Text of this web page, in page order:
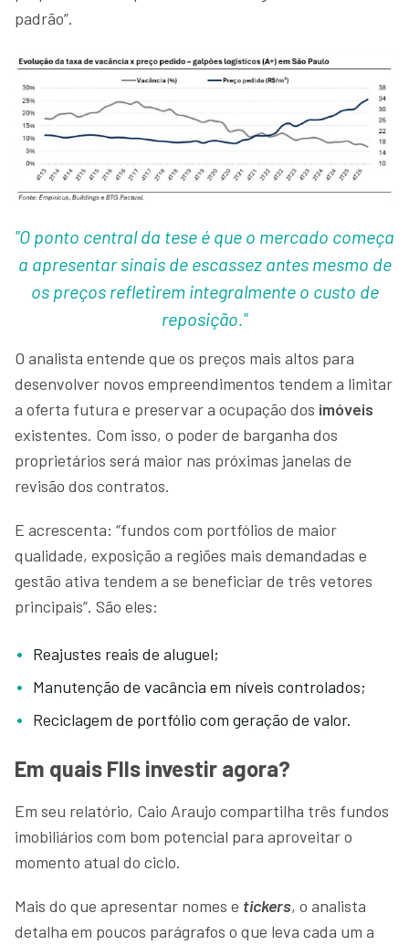
padrão”.
"O ponto central da tese é que o mercado começa
a apresentar sinais de escassez antes mesmo de
os preços refletirem integralmente o custo de
reposição."
O analista entende que os preços mais altos para
desenvolver novos empreendimentos tendem a limitar
a oferta futura e preservar a ocupação dos imóveis
existentes. Com isso, o poder de barganha dos
proprietários será maior nas próximas janelas de
revisão dos contratos.
E acrescenta: “fundos com portfólios de maior
qualidade, exposição a regiões mais demandadas e
gestão ativa tendem a se beneficiar de três vetores
principais”. São eles:
Reajustes reais de aluguel;
Manutenção de vacância em níveis controlados;
Reciclagem de portfólio com geração de valor.
Em quais FIIs investir agora?
Em seu relatório, Caio Araujo compartilha três fundos
imobiliários com bom potencial para aproveitar o
momento atual do ciclo.
Mais do que apresentar nomes e tickers, o analista
detalha em poucos parágrafos o que leva cada um a